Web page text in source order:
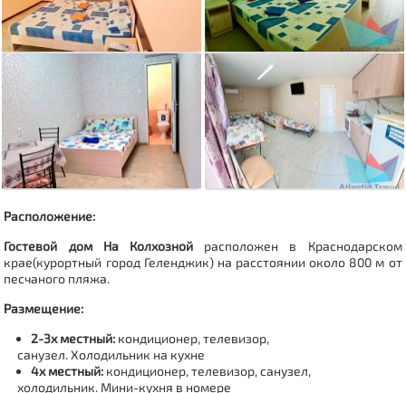
Расположение:
Гостевой дом На Колхозной расположен в Краснодарском
крае(курортный город Геленджик) на расстоянии около 800 м от
песчаного пляжа.
Размещение:
2-3х местный: кондиционер, телевизор,
санузел. Холодильник на кухне
4х местный: кондиционер, телевизор, санузел,
холодильник. Мини-кухня в номере